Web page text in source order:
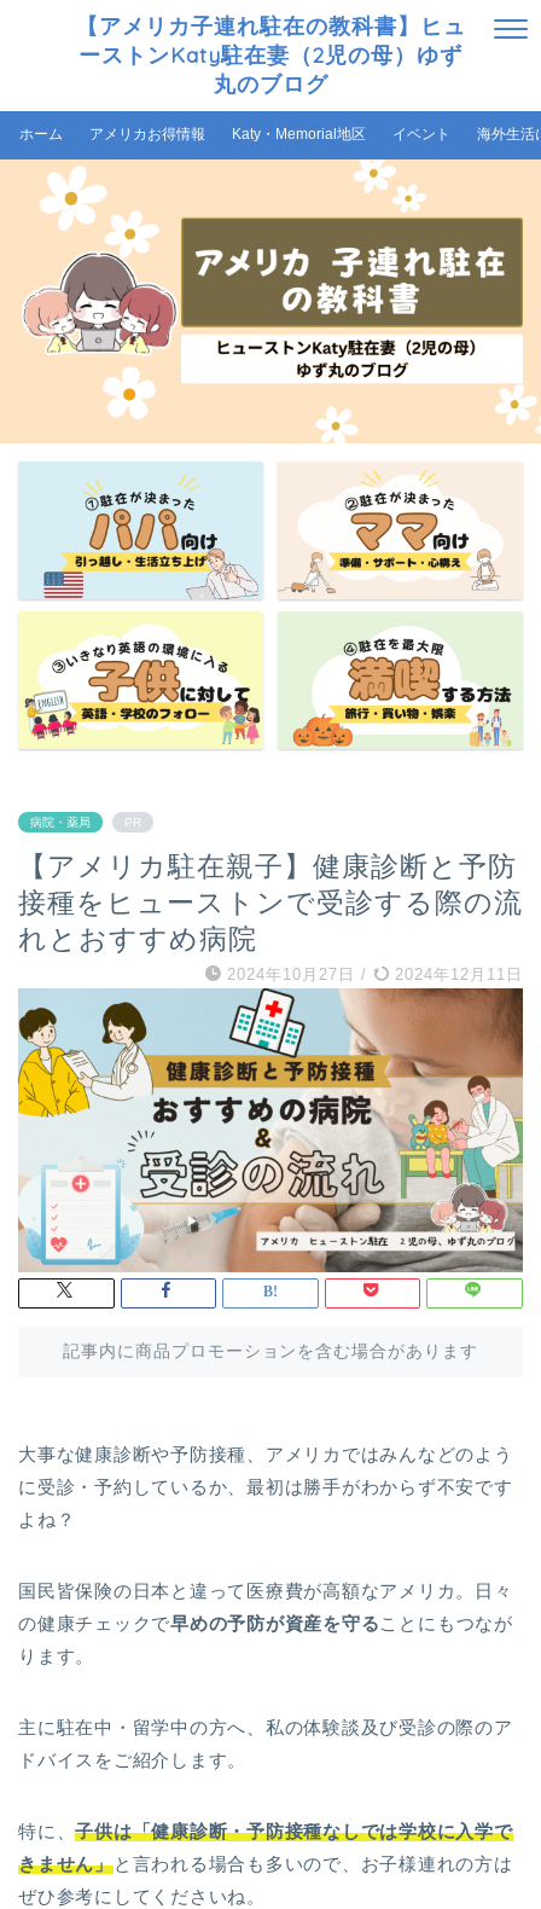
【アメリカ子連れ駐在の教科書】ヒュ
ーストンKaty駐在妻（2児の母）ゆず
丸のブログ
ホーム アメリカお得情報 Katy・Memorial地区 イベント 海外生活
病院・薬局 PR
【アメリカ駐在親子】健康診断と予防
接種をヒューストンで受診する際の流
れとおすすめ病院
2024年10月27日 / 2024年12月11日
記事内に商品プロモーションを含む場合があります
大事な健康診断や予防接種、アメリカではみんなどのよう
に受診・予約しているか、最初は勝手がわからず不安です
よね？
国民皆保険の日本と違って医療費が高額なアメリカ。日々
の健康チェックで早めの予防が資産を守ることにもつなが
ります。
主に駐在中・留学中の方へ、私の体験談及び受診の際のア
ドバイスをご紹介します。
特に、子供は「健康診断・予防接種なしでは学校に入学で
きません」と言われる場合も多いので、お子様連れの方は
ぜひ参考にしてくださいね。